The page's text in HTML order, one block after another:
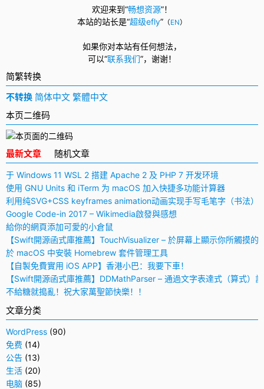
欢迎来到“畅想资源”！
本站的站长是“超级efly” （EN）
如果你对本站有任何想法，
可以“联系我们”， 谢谢！
简繁转换
不转换 简体中文 繁體中文
本页二维码
最新文章 随机文章
于 Windows 11 WSL 2 搭建 Apache 2 及 PHP 7 开发环境
使用 GNU Units 和 iTerm 为 macOS 加入快捷多功能计算器
利用纯SVG+CSS keyframes animation动画实现手写毛笔字（书法）
Google Code-in 2017 – Wikimedia啟發與感想
給你的網頁添加可愛的小倉鼠
【Swift開源函式庫推薦】TouchVisualizer – 於屏幕上顯示你所觸摸的
於 macOS 中安裝 Homebrew 套件管理工具
【自製免費實用 iOS APP】香港小巴：我要下車！
【Swift開源函式庫推薦】DDMathParser – 通過文字表達式（算式）
不給糖就搗亂！祝大家萬聖節快樂！！
文章分类
WordPress (90)
免费 (14)
公告 (13)
生活 (20)
电脑 (85)